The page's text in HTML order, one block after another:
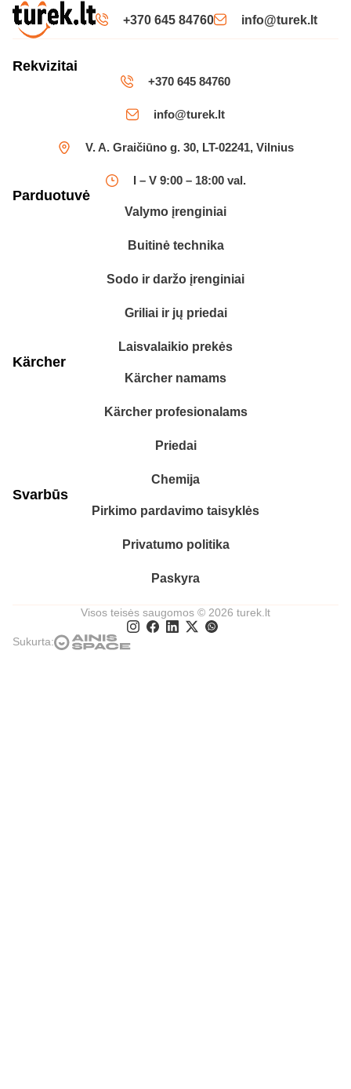
+370 645 84760 info@turek.lt
Rekvizitai
+370 645 84760
info@turek.lt
V. A. Graičiūno g. 30, LT-02241, Vilnius
I – V 9:00 – 18:00 val.
Parduotuvė
Valymo įrenginiai
Buitinė technika
Sodo ir daržo įrenginiai
Griliai ir jų priedai
Laisvalaikio prekės
Kärcher
Kärcher namams
Kärcher profesionalams
Priedai
Chemija
Svarbūs
Pirkimo pardavimo taisyklės
Privatumo politika
Paskyra
Visos teisės saugomos © 2026 turek.lt
Sukurta: